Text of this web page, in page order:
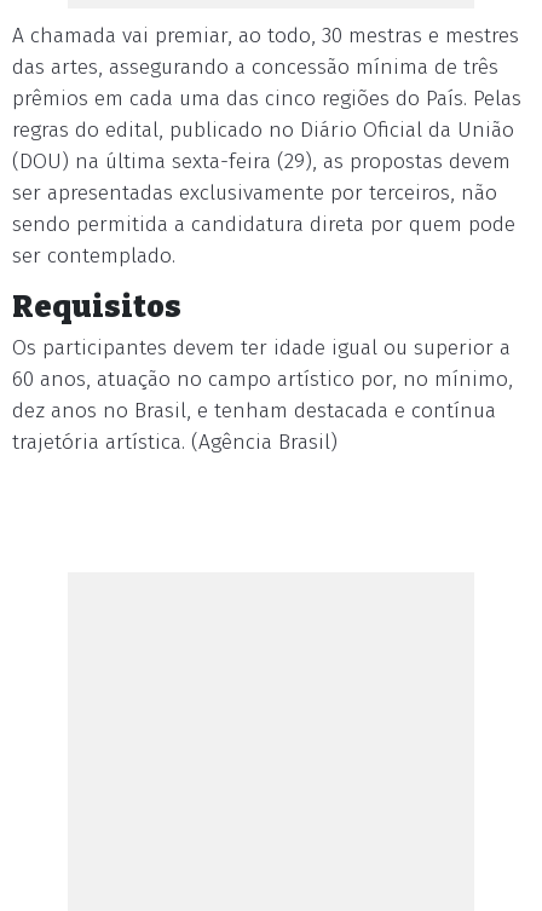
A chamada vai premiar, ao todo, 30 mestras e mestres
das artes, assegurando a concessão mínima de três
prêmios em cada uma das cinco regiões do País. Pelas
regras do edital, publicado no Diário Oficial da União
(DOU) na última sexta-feira (29), as propostas devem
ser apresentadas exclusivamente por terceiros, não
sendo permitida a candidatura direta por quem pode
ser contemplado.
Requisitos
Os participantes devem ter idade igual ou superior a
60 anos, atuação no campo artístico por, no mínimo,
dez anos no Brasil, e tenham destacada e contínua
trajetória artística. (Agência Brasil)